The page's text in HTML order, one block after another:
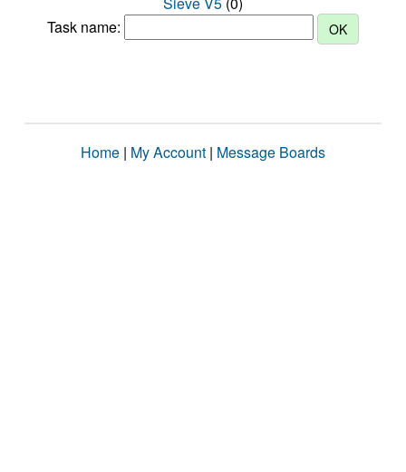
Task name:
Home | My Account | Message Boards